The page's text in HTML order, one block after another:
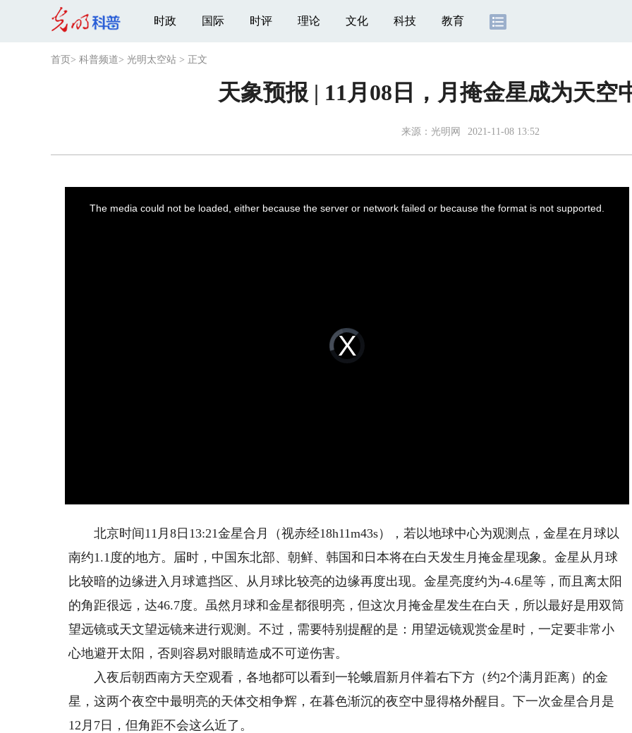
时政 国际 时评 理论 文化 科技 教育
首页 > 科普频道> 光明太空站 > 正文
天象预报 | 11月08日，月掩金星成为天空
来源： 光明网 2021-11-08 13:52
Video
Player
is
loading.
The media could not be loaded, either because the server or network failed or because the format is not supported.
北京时间11月8日13:21金星合月（视赤经18h11m43s），若以地球中心为观测点，金星在月球以
南约1.1度的地方。届时，中国东北部、朝鲜、韩国和日本将在白天发生月掩金星现象。金星从月球
比较暗的边缘进入月球遮挡区、从月球比较亮的边缘再度出现。金星亮度约为-4.6星等，而且离太阳
的角距很远，达46.7度。虽然月球和金星都很明亮，但这次月掩金星发生在白天，所以最好是用双筒
望远镜或天文望远镜来进行观测。不过，需要特别提醒的是：用望远镜观赏金星时，一定要非常小
心地避开太阳，否则容易对眼睛造成不可逆伤害。
入夜后朝西南方天空观看，各地都可以看到一轮蛾眉新月伴着右下方（约2个满月距离）的金
星，这两个夜空中最明亮的天体交相争辉，在暮色渐沉的夜空中显得格外醒目。下一次金星合月是
12月7日，但角距不会这么近了。